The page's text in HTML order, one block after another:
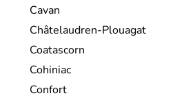
Cavan
Châtelaudren-Plouagat
Coatascorn
Cohiniac
Confort